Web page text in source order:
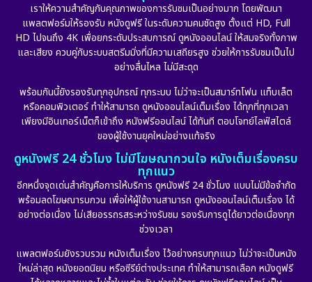
เราให้ความสำคัญกับคุณภาพของการรับชมเป็นอย่างมาก โดยพัฒนา
แพลตฟอร์มให้รองรับ หนังดูฟรี ในระดับความคมชัดสูง ตั้งแต่ HD, Full
HD ไปจนถึง 4K เพื่อยกระดับประสบการณ์ ดูหนังออนไลน์ ให้สมจริงทั้งภาพ
และเสียง ควบคู่กับระบบสตรีมมิ่งที่มีความเสถียรสูง ช่วยให้การรับชมเป็นไป
อย่างลื่นไหล ไม่มีสะดุด
พร้อมกันนี้ยังรองรับทุกอุปกรณ์ ทุกระบบ ไม่ว่าจะเป็นสมาร์ทโฟน แท็บเล็ต
หรือคอมพิวเตอร์ ทำให้สามารถ ดูหนังออนไลน์เต็มเรื่อง ได้ทุกที่ทุกเวลา
เพียงมีอินเทอร์เน็ตก็เข้าถึง หนังฟรีออนไลน์ ได้ทันที ตอบโจทย์ไลฟ์สไตล์
ของผู้ใช้งานยุคใหม่อย่างแท้จริง
ดูหนังฟรี 24 ชั่วโมง ไม่มีโฆษณากวนใจ หนังเต็มเรื่องครบ
ทุกแนว
อีกหนึ่งจุดเด่นสำคัญคือการให้บริการ ดูหนังฟรี 24 ชั่วโมง แบบไม่มีข้อจำกัด
พร้อมลดโฆษณารบกวน เพื่อให้ผู้ใช้งานสามารถ ดูหนังออนไลน์เต็มเรื่อง ได้
อย่างต่อเนื่อง ไม่เสียอรรถรสระหว่างรับชม รองรับการดูได้ยาวต่อเนื่องทุก
ช่วงเวลา
แพลตฟอร์มยังรวบรวม หนังเต็มเรื่อง ไว้อย่างครบทุกแนว ไม่ว่าจะเป็นหนัง
ใหม่ล่าสุด หนังยอดนิยม หรือซีรีย์ต่างประเทศ ทำให้สามารถเลือก หนังดูฟรี